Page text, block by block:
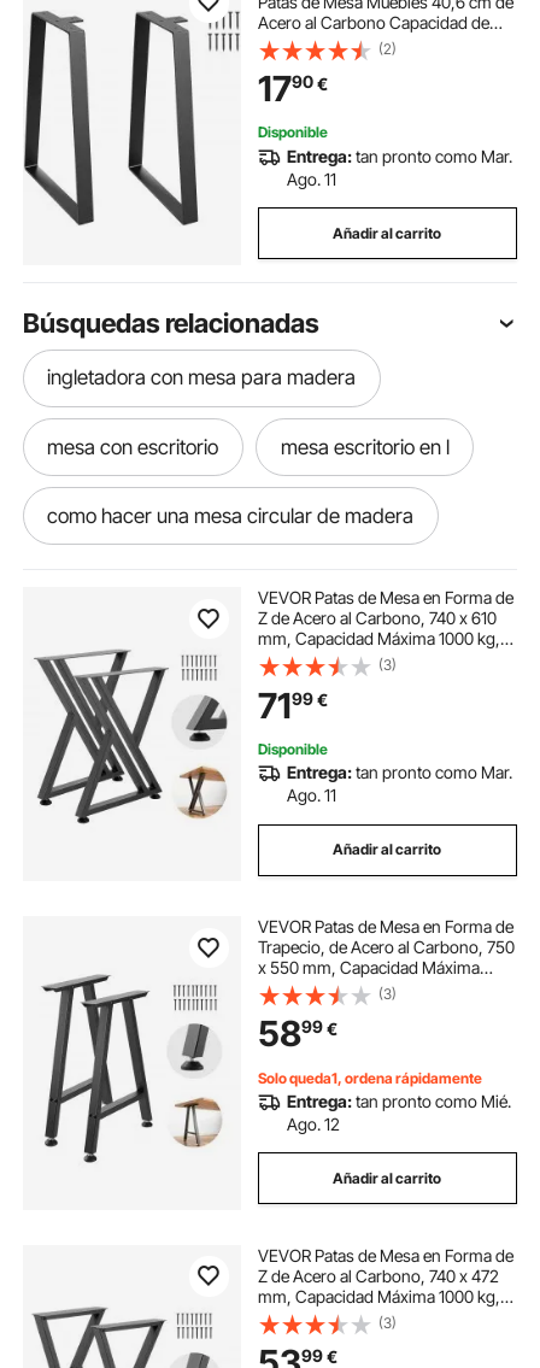
Acero al Carbono Capacidad de
Carga 181 kg Patas de Oficina
Piernas Trapezoidales del Escritorio
para Casa Oficina Comedor, Negro
(2)
1790€
Disponible
Entrega:tan pronto como Mar.
Ago. 11
Añadir al carrito
Búsquedas relacionadas
ingletadora con mesa para madera
mesa con escritorio mesa escritorio en l
como hacer una mesa circular de madera
escritorio o mesa de trabajo
mesa escritorio mesa de escritorio en l
ingletadora de mesa para madera
mesa escritorio l
mesa de trabajo de jardin
mesa de hierro exterior
mesa salon patas negras
mesa portatil para playa
VEVOR Patas de Mesa en Forma de
Z de Acero al Carbono, 740 x 610
mm, Capacidad Máxima 1000 kg,
Juego de 2 Patas con Kit de
Herrajes para Muebles, Oficina,
Banco de Trabajo, Mesa de Bar y
Escritorio
(3)
7199€
Disponible
Entrega:tan pronto como Mar.
Ago. 11
Añadir al carrito
VEVOR Patas de Mesa en Forma de
Trapecio, de Acero al Carbono, 750
x 550 mm, Capacidad Máxima
1000 kg, Juego de 2 Patas con Kit
de Herrajes para Muebles,
Escritorio, Mesa de Bar y Banco de
Trabajo
(3)
5899€
Solo queda1, ordena rápidamente
Entrega:tan pronto como Mié.
Ago. 12
Añadir al carrito
VEVOR Patas de Mesa en Forma de
Z de Acero al Carbono, 740 x 472
mm, Capacidad Máxima 1000 kg,
Juego de 2 Patas con Kit de
Herrajes para Muebles, Escritorio,
Banco de Trabajo, Mesa de Bar y
(3)
99€